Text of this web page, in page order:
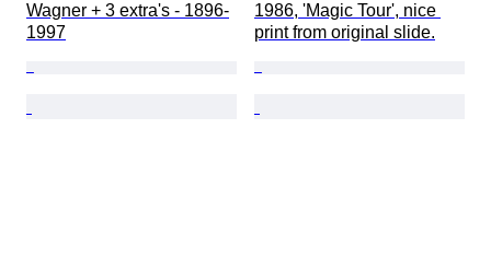
Wagner + 3 extra's - 1896-
1997
1986, 'Magic Tour', nice
print from original slide.